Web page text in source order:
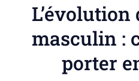
masculin :
porter